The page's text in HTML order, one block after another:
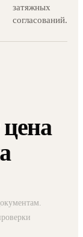
затяжных
согласований.